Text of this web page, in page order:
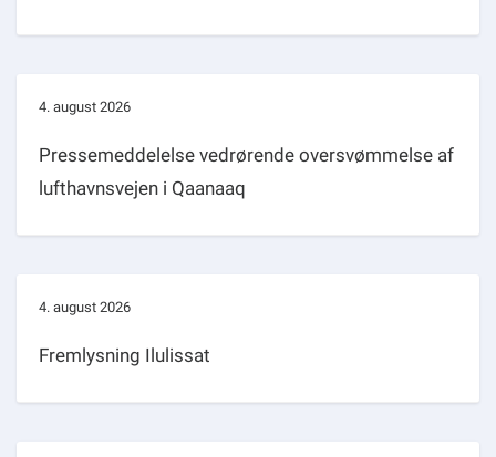
4. august 2026
Pressemeddelelse vedrørende oversvømmelse af
lufthavnsvejen i Qaanaaq
4. august 2026
Fremlysning Ilulissat